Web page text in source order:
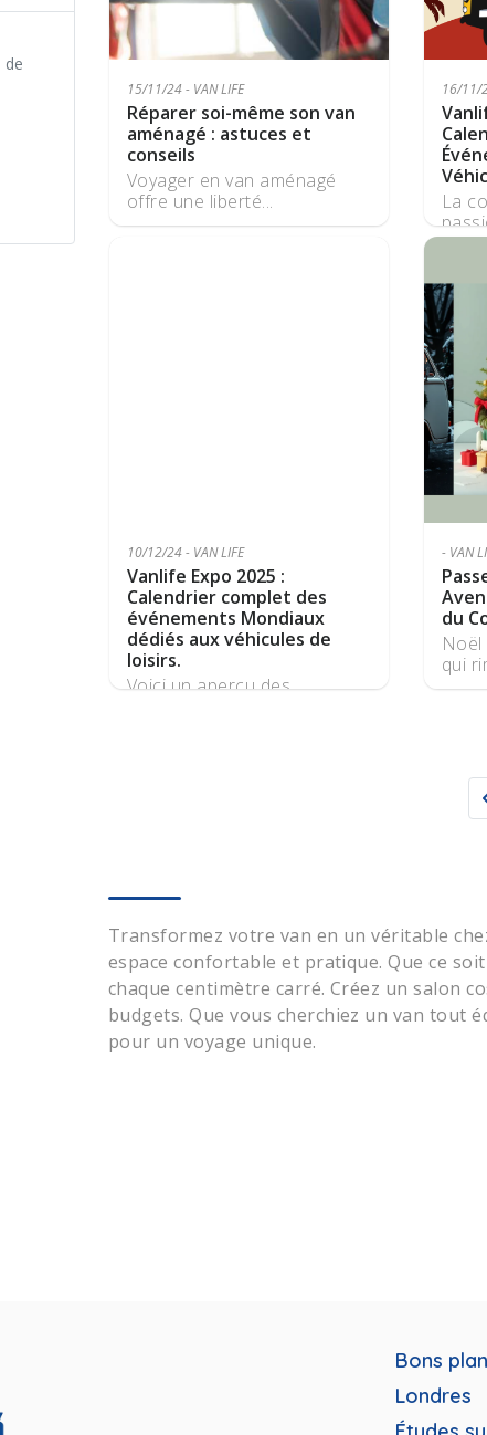
de
15/11/24 - VAN LIFE
Réparer soi-même son van
aménagé : astuces et
conseils
Voyager en van aménagé
offre une liberté...
16/11/
La
10/12/24 - VAN LIFE
Vanlife Expo 2025 :
Calendrier complet des
événements Mondiaux
dédiés aux véhicules de
loisirs.
Voici un aperçu des
- VAN
du
Noël
qui
Transformez votre van en un véritable
espace confortable et pratique. Que ce
chaque centimètre carré. Créez un salon
budgets. Que vous cherchiez un van tout
pour un voyage unique.
Bons
Londres